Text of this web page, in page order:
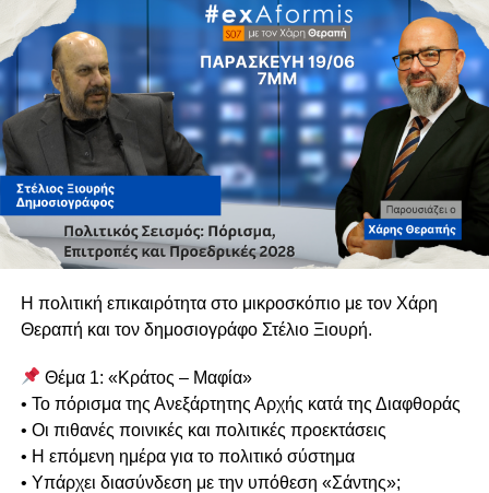
Η πολιτική επικαιρότητα στο μικροσκόπιο με τον Χάρη
Θεραπή και τον δημοσιογράφο Στέλιο Ξιουρή.
Θέμα 1: «Κράτος – Μαφία»
• Το πόρισμα της Ανεξάρτητης Αρχής κατά της Διαφθοράς
• Οι πιθανές ποινικές και πολιτικές προεκτάσεις
• Η επόμενη ημέρα για το πολιτικό σύστημα
• Υπάρχει διασύνδεση με την υπόθεση «Σάντης»;